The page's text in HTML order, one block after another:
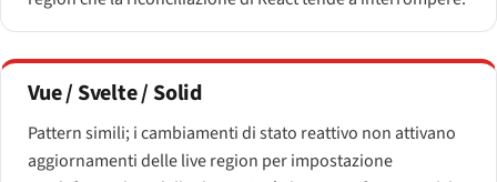
Vue / Svelte / Solid
Pattern simili; i cambiamenti di stato reattivo non attivano
aggiornamenti delle live region per impostazione